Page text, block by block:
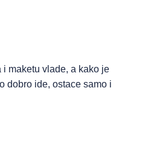
maketu vlade, a kako je
dobro ide, ostace samo i